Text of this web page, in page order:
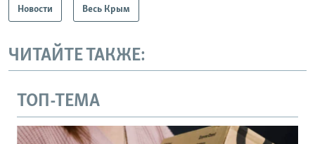
Новости Весь Крым
ЧИТАЙТЕ ТАКЖЕ:
ТОП-ТЕМА